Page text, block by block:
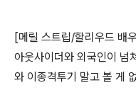
[메릴 스트립/할리우드 배
아웃사이더와 외국인이 넘
와 이종격투기 말고 볼 게